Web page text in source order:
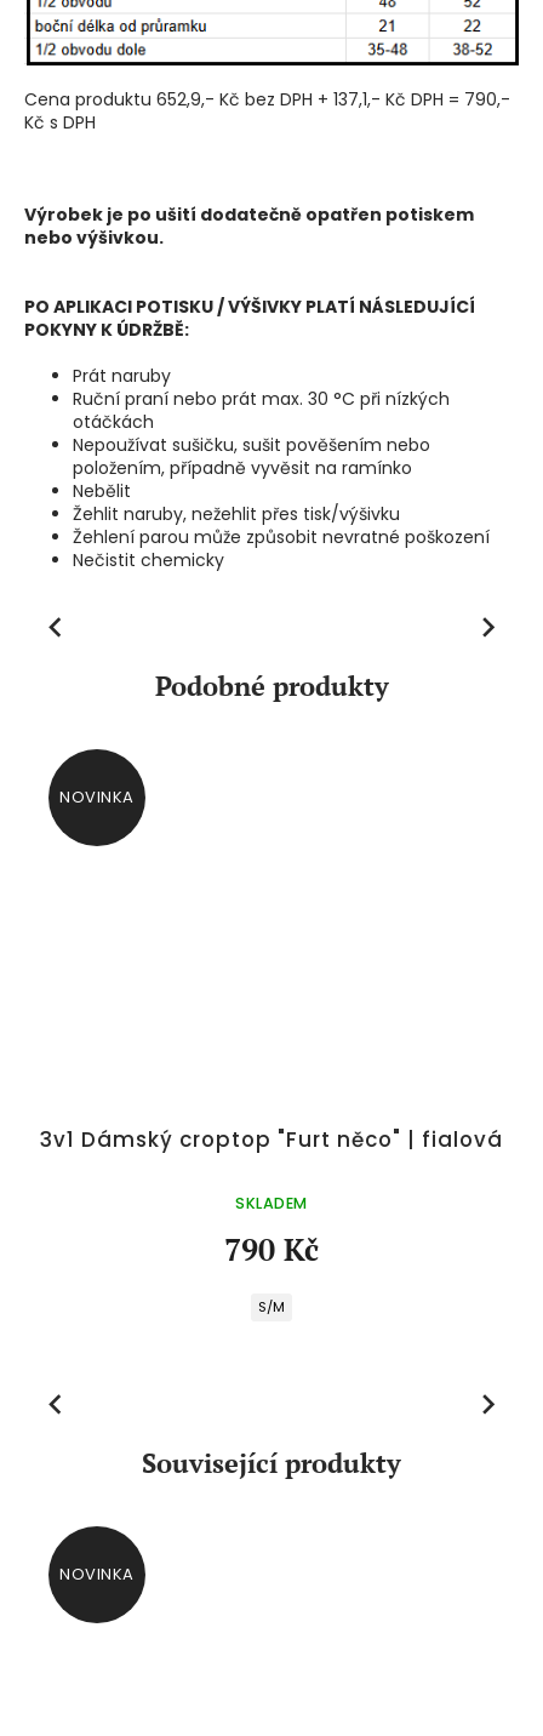
Cena produktu 652,9,- Kč bez DPH + 137,1,- Kč DPH = 790,-
Kč s DPH
Výrobek je po ušití dodatečně opatřen potiskem
nebo výšivkou.
PO APLIKACI POTISKU / VÝŠIVKY PLATÍ NÁSLEDUJÍCÍ
POKYNY K ÚDRŽBĚ:
Prát naruby
Ruční praní nebo prát max. 30 °C při nízkých
otáčkách
Nepoužívat sušičku, sušit pověšením nebo
položením, případně vyvěsit na ramínko
Nebělit
Žehlit naruby, nežehlit přes tisk/výšivku
Žehlení parou může způsobit nevratné poškození
Nečistit chemicky
Podobné produkty
Previous
NOVINKA
3v1 Dámský croptop "Furt něco" | fialová
SKLADEM
790 Kč
S/M
Next
Související produkty
Previous
NOVINKA
Next